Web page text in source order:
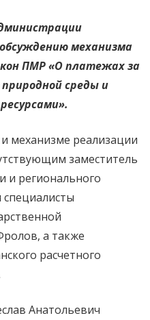
механизма
ПМР «О платежах за
среды и
механизме реализации
заместитель
и регионального
а также
расчетного
Анатольевич